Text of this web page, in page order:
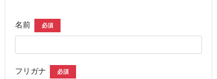
名前 必須
フリガナ 必須